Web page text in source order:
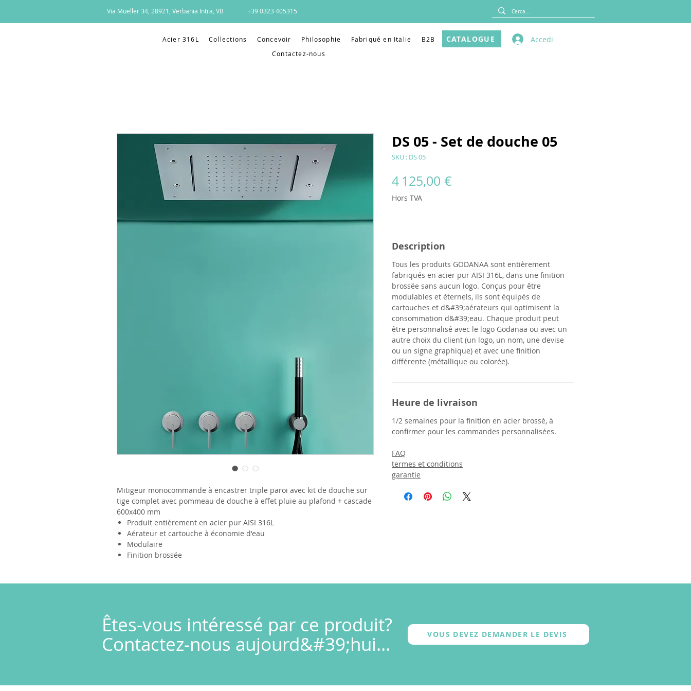
Via Mueller 34, 28921, Verbania Intra, VB +39 0323 405315
Acier 316L Collections Concevoir Philosophie Fabriqué en Italie
B2B
Contactez-nous
CATALOGUE Accedi
Mitigeur monocommande à encastrer triple paroi avec kit de douche sur
tige complet avec pommeau de douche à effet pluie au plafond + cascade
600x400 mm
Produit entièrement en acier pur AISI 316L
Aérateur et cartouche à économie d'eau
Modulaire
Finition brossée
DS 05 - Set de douche 05
SKU : DS 05
4 125,00 €
Hors TVA
Description
Tous les produits GODANAA sont entièrement
fabriqués en acier pur AISI 316L, dans une finition
brossée sans aucun logo. Conçus pour être
modulables et éternels, ils sont équipés de
cartouches et d&#39;aérateurs qui optimisent la
consommation d&#39;eau. Chaque produit peut
être personnalisé avec le logo Godanaa ou avec un
autre choix du client (un logo, un nom, une devise
ou un signe graphique) et avec une finition
différente (métallique ou colorée).
Heure de livraison
1/2 semaines pour la finition en acier brossé, à
confirmer pour les commandes personnalisées.
FAQ
termes et conditions
garantie
Êtes-vous intéressé par ce produit?
Contactez-nous aujourd&#39;hui...
VOUS DEVEZ DEMANDER LE DEVIS